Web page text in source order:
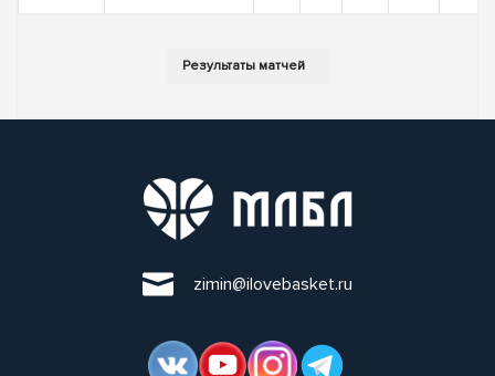
zimin@ilovebasket.ru